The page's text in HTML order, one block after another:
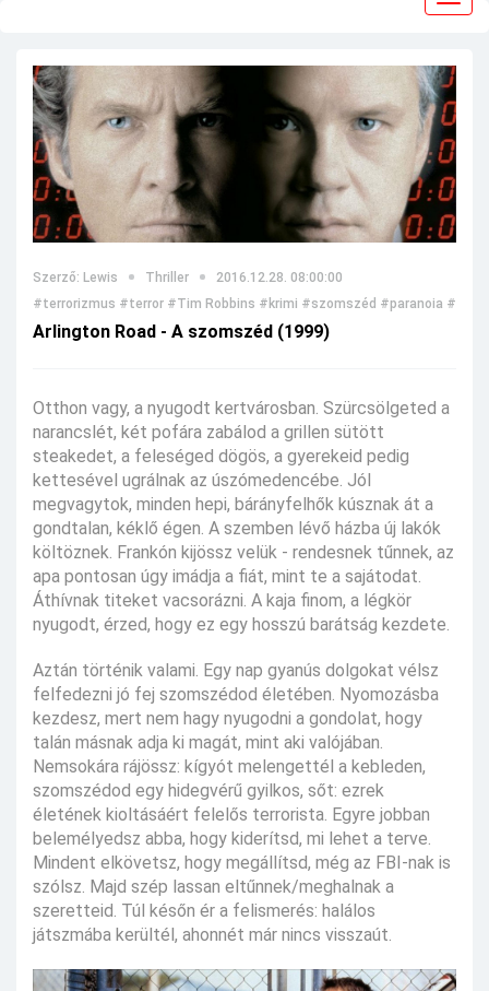
Szerző: Lewis Thriller
2016.12.28. 08:00:00
#terrorizmus #terror #Tim Robbins #krimi #szomszéd #paranoia
Arlington Road - A szomszéd (1999)
Otthon vagy, a nyugodt kertvárosban. Szürcsölgeted a
narancslét, két pofára zabálod a grillen sütött
steakedet, a feleséged dögös, a gyerekeid pedig
kettesével ugrálnak az úszómedencébe. Jól
megvagytok, minden hepi, bárányfelhők kúsznak át a
gondtalan, kéklő égen. A szemben lévő házba új lakók
költöznek. Frankón kijössz velük - rendesnek tűnnek, az
apa pontosan úgy imádja a fiát, mint te a sajátodat.
Áthívnak titeket vacsorázni. A kaja finom, a légkör
nyugodt, érzed, hogy ez egy hosszú barátság kezdete.
Aztán történik valami. Egy nap gyanús dolgokat vélsz
felfedezni jó fej szomszédod életében. Nyomozásba
kezdesz, mert nem hagy nyugodni a gondolat, hogy
talán másnak adja ki magát, mint aki valójában.
Nemsokára rájössz: kígyót melengettél a kebleden,
szomszédod egy hidegvérű gyilkos, sőt: ezrek
életének kioltásáért felelős terrorista. Egyre jobban
belemélyedsz abba, hogy kiderítsd, mi lehet a terve.
Mindent elkövetsz, hogy megállítsd, még az FBI-nak is
szólsz. Majd szép lassan eltűnnek/meghalnak a
szeretteid. Túl későn ér a felismerés: halálos
játszmába kerültél, ahonnét már nincs visszaút.